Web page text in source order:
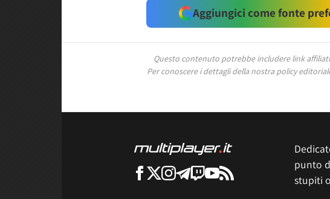
Aggiungici come fonte
Questo contenuto potrebbe includere link
Per conoscere i dettagli della nostra policy
punto
stupiti